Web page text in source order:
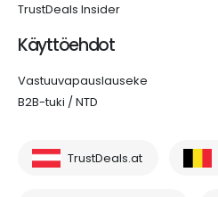
TrustDeals Insider
Käyttöehdot
Vastuuvapauslauseke
B2B-tuki / NTD
TrustDeals.at